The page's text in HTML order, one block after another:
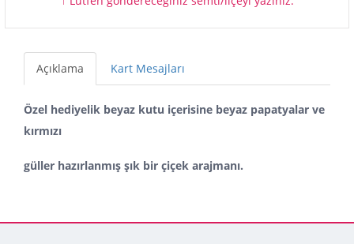
Açıklama Kart Mesajları
Özel hediyelik beyaz kutu içerisine beyaz papatyalar ve
kırmızı
güller hazırlanmış şık bir çiçek arajmanı.